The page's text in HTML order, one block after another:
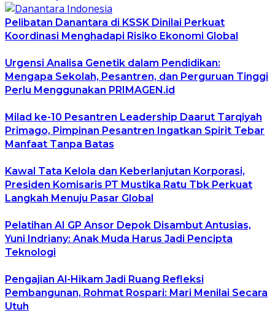
Pelibatan Danantara di KSSK Dinilai Perkuat
Koordinasi Menghadapi Risiko Ekonomi Global
Urgensi Analisa Genetik dalam Pendidikan:
Mengapa Sekolah, Pesantren, dan Perguruan Tinggi
Perlu Menggunakan PRIMAGEN.id
Milad ke-10 Pesantren Leadership Daarut Tarqiyah
Primago, Pimpinan Pesantren Ingatkan Spirit Tebar
Manfaat Tanpa Batas
Kawal Tata Kelola dan Keberlanjutan Korporasi,
Presiden Komisaris PT Mustika Ratu Tbk Perkuat
Langkah Menuju Pasar Global
Pelatihan AI GP Ansor Depok Disambut Antusias,
Yuni Indriany: Anak Muda Harus Jadi Pencipta
Teknologi
Pengajian Al-Hikam Jadi Ruang Refleksi
Pembangunan, Rohmat Rospari: Mari Menilai Secara
Utuh